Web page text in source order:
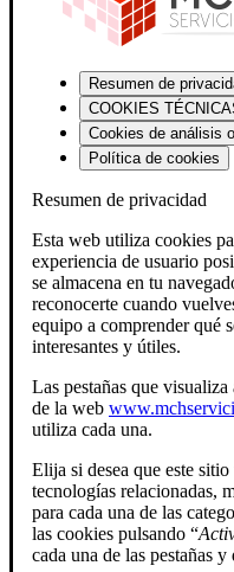
Resumen de
COOKIES
Cookies de análisis
Política de cookies
Resumen de privacidad
Esta web utiliza cookies
experiencia de usuario
se almacena en tu
reconocerte cuando
equipo a comprender qué
interesantes y útiles.
Las pestañas que
de la web
utiliza cada una.
Elija si desea que este
tecnologías relacionadas,
para cada una de las
las cookies pulsando “
cada una de las pestañas y